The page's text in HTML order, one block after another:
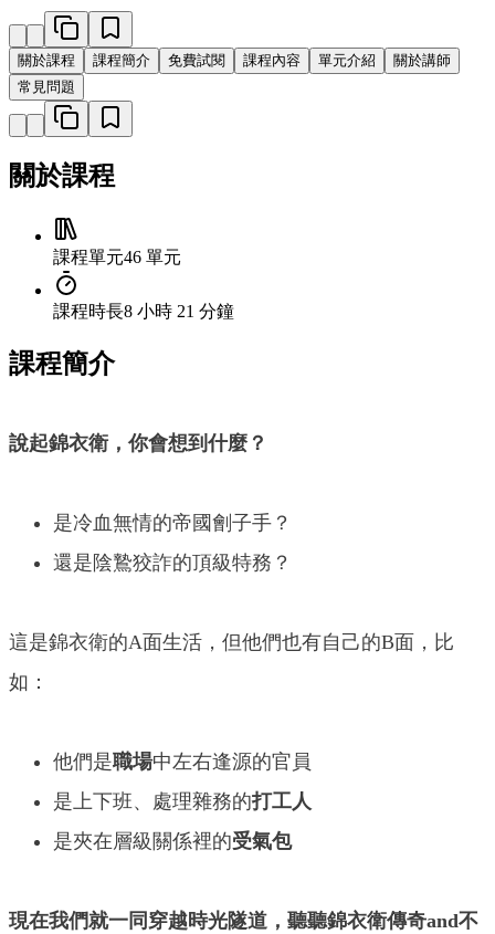
關於課程 課程簡介 免費試閱 課程內容 單元介紹
關於講師
常見問題
關於課程
課程單元46 單元
課程時長8 小時 21 分鐘
課程簡介
說起錦衣衛，你會想到什麼？
是冷血無情的帝國劊子手？
還是陰鷙狡詐的頂級特務？
這是錦衣衛的A面生活，但他們也有自己的B面，比
如：
他們是職場中左右逢源的官員
是上下班、處理雜務的打工人
是夾在層級關係裡的受氣包
現在我們就一同穿越時光隧道，聽聽錦衣衛傳奇and不